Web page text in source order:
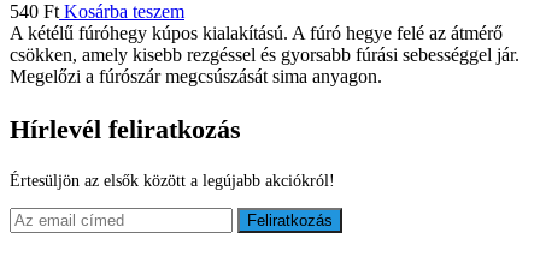
540 Ft Kosárba teszem
A kétélű fúróhegy kúpos kialakítású. A fúró hegye felé az átmérő
csökken, amely kisebb rezgéssel és gyorsabb fúrási sebességgel jár.
Megelőzi a fúrószár megcsúszását sima anyagon.
Hírlevél feliratkozás
Értesüljön az elsők között a legújabb akciókról!
Feliratkozás